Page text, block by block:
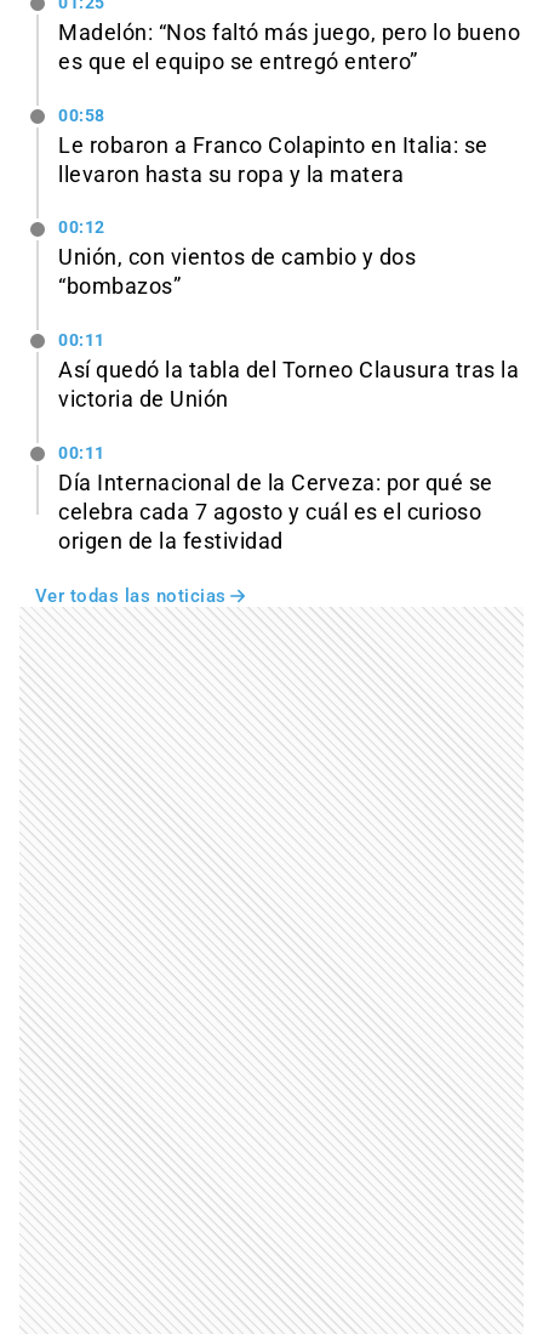
Madelón: “Nos faltó más juego, pero lo bueno
es que el equipo se entregó entero”
00:58
Le robaron a Franco Colapinto en Italia: se
llevaron hasta su ropa y la matera
00:12
Unión, con vientos de cambio y dos
“bombazos”
00:11
Así quedó la tabla del Torneo Clausura tras la
victoria de Unión
00:11
Día Internacional de la Cerveza: por qué se
celebra cada 7 agosto y cuál es el curioso
origen de la festividad
Ver todas las noticias